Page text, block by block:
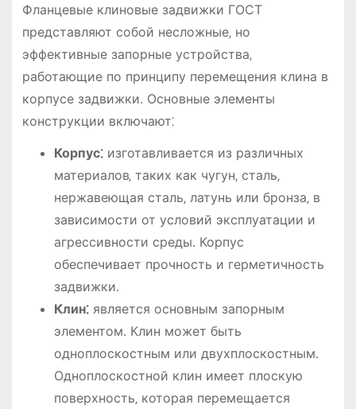
Фланцевые клиновые задвижки ГОСТ
представляют собой несложные‚ но
эффективные запорные устройства‚
работающие по принципу перемещения клина в
корпусе задвижки․ Основные элементы
конструкции включают⁚
Корпус⁚изготавливается из различных
материалов‚ таких как чугун‚ сталь‚
нержавеющая сталь‚ латунь или бронза‚ в
зависимости от условий эксплуатации и
агрессивности среды․ Корпус
обеспечивает прочность и герметичность
задвижки․
Клин⁚является основным запорным
элементом․ Клин может быть
одноплоскостным или двухплоскостным․
Одноплоскостной клин имеет плоскую
поверхность‚ которая перемещается